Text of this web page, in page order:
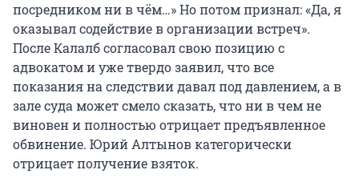
посредником ни в чём…» Но потом признал: «Да, я
оказывал содействие в организации встреч».
После Калалб согласовал свою позицию с
адвокатом и уже твердо заявил, что все
показания на следствии давал под давлением, а в
зале суда может смело сказать, что ни в чем не
виновен и полностью отрицает предъявленное
обвинение. Юрий Алтынов категорически
отрицает получение взяток.